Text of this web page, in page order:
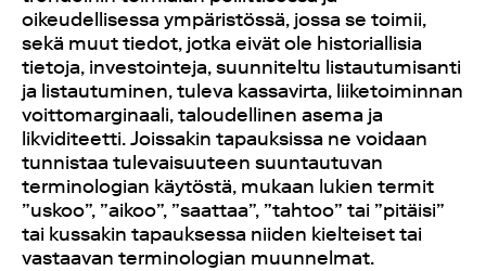
oikeudellisessa ympäristössä, jossa se toimii,
sekä muut tiedot, jotka eivät ole historiallisia
tietoja, investointeja, suunniteltu listautumisanti
ja listautuminen, tuleva kassavirta, liiketoiminnan
voittomarginaali, taloudellinen asema ja
likviditeetti. Joissakin tapauksissa ne voidaan
tunnistaa tulevaisuuteen suuntautuvan
terminologian käytöstä, mukaan lukien termit
”uskoo”, ”aikoo”, ”saattaa”, ”tahtoo” tai ”pitäisi”
tai kussakin tapauksessa niiden kielteiset tai
vastaavan terminologian muunnelmat.